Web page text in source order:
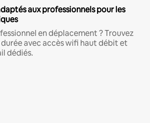
aux professionnels pour les
en déplacement ? Trouvez
avec accès wifi haut débit et
dédiés.